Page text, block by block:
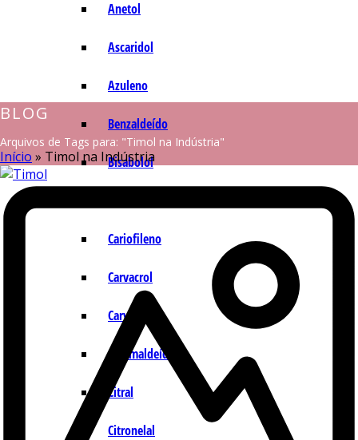
Anetol
Ascaridol
Azuleno
Benzaldeído
Bisabolol
Cariofileno
Carvacrol
Carvona
Cinamaldeído
Citral
Citronelal
BLOG
Arquivos de Tags para: "Timol na Indústria"
Início » Timol na Indústria